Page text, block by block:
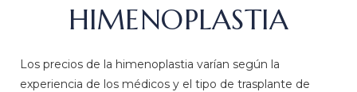
HIMENOPLASTIA
Los precios de la himenoplastia varían según la
experiencia de los médicos y el tipo de trasplante de